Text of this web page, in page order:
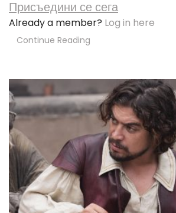
Присъедини се сега
Already a member? Log in here
Continue Reading